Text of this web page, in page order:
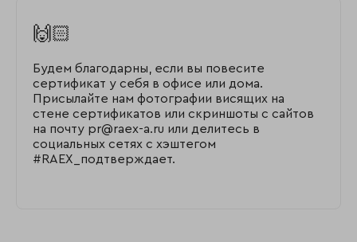
🙌🏻
Будем благодарны, если вы повесите
сертификат у себя в офисе или дома.
Присылайте нам фотографии висящих на
стене сертификатов или скриншоты с сайтов
на почту pr@raex-a.ru или делитесь в
социальных сетях с хэштегом
#RAEX_подтверждает.